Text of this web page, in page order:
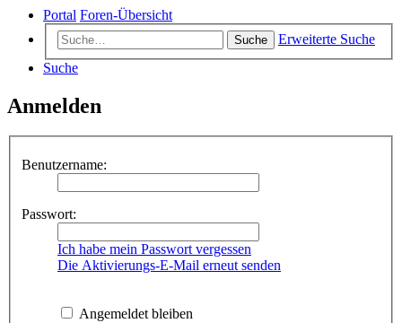
Portal Foren-Übersicht
Suche
Erweiterte Suche
Suche
Anmelden
Benutzername:
Passwort:
Ich habe mein Passwort vergessen
Die Aktivierungs-E-Mail erneut senden
Angemeldet bleiben